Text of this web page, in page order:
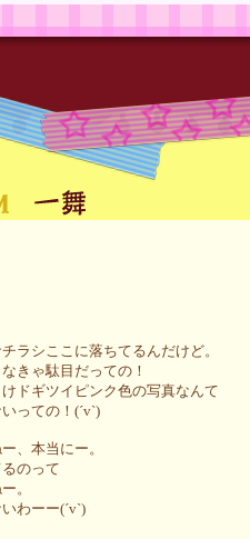
ラシここに落ちてるんだけど。
きゃ駄目だっての！
ドギツイピンク色の写真なんて
っての！(´v`)
、本当にー。
のって
。
わーー(´v`)